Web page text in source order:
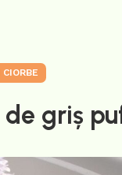
griș